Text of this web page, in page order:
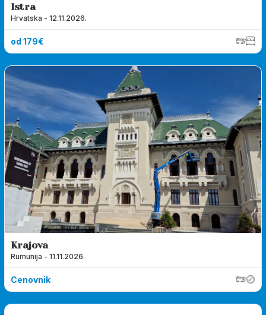
Istra
Hrvatska - 12.11.2026.
od 179€
Krajova
Rumunija - 11.11.2026.
Cenovnik